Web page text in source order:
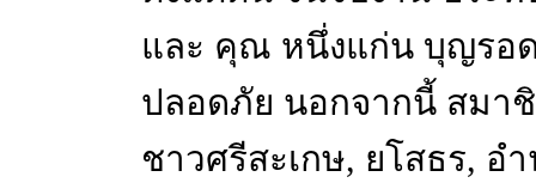
และ คุณ หนึ่งแก่น บุญรอ
ปลอดภัย นอกจากนี้ สมา
ชาวศรีสะเกษ, ยโสธร, อ